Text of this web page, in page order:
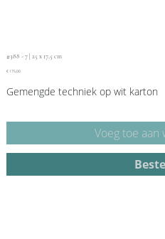
#388 - 7 | 25 x 17,5 cm
Prijs
€ 175,00
Gemengde techniek op wit karton
Voeg toe aan